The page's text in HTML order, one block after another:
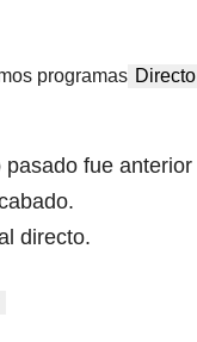
programas Directo
fue anterior
directo.